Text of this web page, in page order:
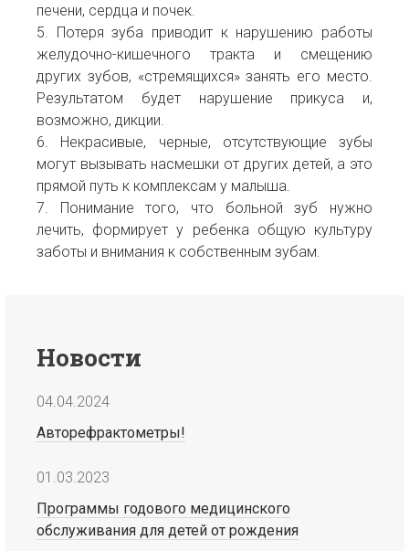
печени, сердца и почек.
5. Потеря зуба приводит к нарушению работы
желудочно-кишечного тракта и смещению
других зубов, «стремящихся» занять его место.
Результатом будет нарушение прикуса и,
возможно, дикции.
6. Некрасивые, черные, отсутствующие зубы
могут вызывать насмешки от других детей, а это
прямой путь к комплексам у малыша.
7. Понимание того, что больной зуб нужно
лечить, формирует у ребенка общую культуру
заботы и внимания к собственным зубам.
Новости
04.04.2024
Авторефрактометры!
01.03.2023
Программы годового медицинского
обслуживания для детей от рождения